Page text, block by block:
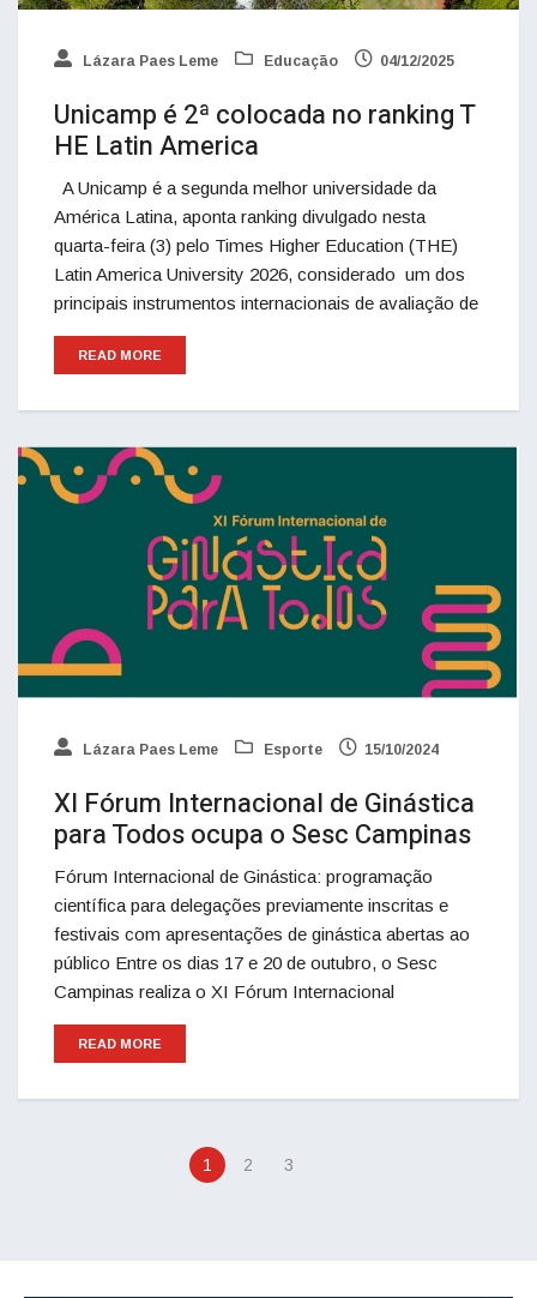
Lázara Paes Leme Educação 04/12/2025
Unicamp é 2ª colocada no ranking T
HE Latin America
A Unicamp é a segunda melhor universidade da
América Latina, aponta ranking divulgado nesta
quarta-feira (3) pelo Times Higher Education (THE)
Latin America University 2026, considerado um dos
principais instrumentos internacionais de avaliação de
READ MORE
Lázara Paes Leme Esporte 15/10/2024
XI Fórum Internacional de Ginástica
para Todos ocupa o Sesc Campinas
Fórum Internacional de Ginástica: programação
científica para delegações previamente inscritas e
festivais com apresentações de ginástica abertas ao
público Entre os dias 17 e 20 de outubro, o Sesc
Campinas realiza o XI Fórum Internacional
READ MORE
1 2 3